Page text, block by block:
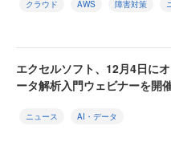
クラウド AWS 障害対策
エクセルソフト、12月4日に
ータ解析入門ウェビナーを開
ニュース AI・データ